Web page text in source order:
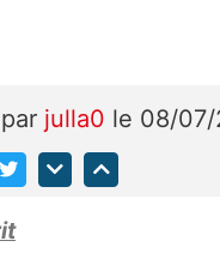
par julla0 le 08/